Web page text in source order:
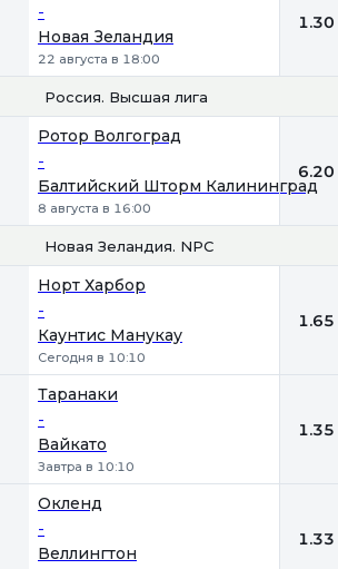
-
Новая Зеландия
22 августа в 18:00
1.30
Россия. Высшая лига
Ротор Волгоград
-
Балтийский Шторм Калининград
8 августа в 16:00
6.20
Новая Зеландия. NPC
Норт Харбор
-
Каунтис Манукау
Сегодня в 10:10
1.65
Таранаки
-
Вайкато
Завтра в 10:10
1.35
Окленд
-
Веллингтон
1.33